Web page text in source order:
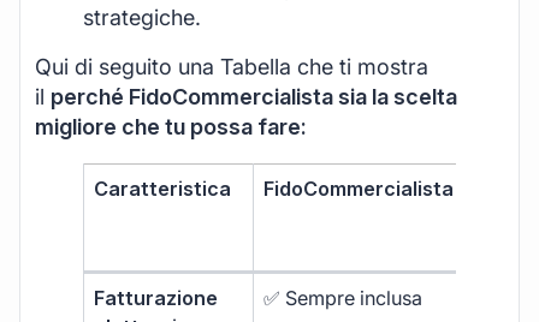
strategiche.
Qui di seguito una Tabella che ti mostra
il perché FidoCommercialista sia la scelta
migliore che tu possa fare:
Caratteristica FidoCommercialista
Fatturazione
✅ Sempre inclusa